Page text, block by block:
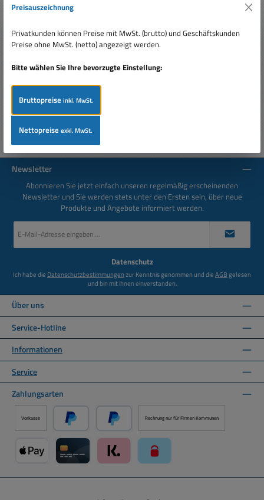
205mm (8-Zoll) Basslautsprecher. Sehr bewährt auch im
Replacement von Basslautsprechern bzw. Tieftönern aller
Newsletter
Abonnieren Sie jetzt einfach unseren regelmäßig erscheinenden
Newsletter und Sie werden stets unter den Ersten sein, über neue
Produkte und Angebote informiert werden.
Mail-
Datenschutz
Ich habe die Datenschutzbestimmungenzur Kenntnis genommen und dieAGBgelesen
und bin mit ihnen einverstanden.
Über uns
Service-Hotline
Informationen
Service
Zahlungsarten
Vorkasse
PayPal Später Bezahlen über PayPal
Rechnung nur für Firmen Kommunen
Preisauszeichnung
Privatkunden können Preise mit MwSt. (brutto) und Geschäftskunden
Preise ohne MwSt. (netto) angezeigt werden.
Bitte wählen Sie Ihre bevorzugte Einstellung:
Bruttopreiseinkl. MwSt.
Nettopreiseexkl. MwSt.